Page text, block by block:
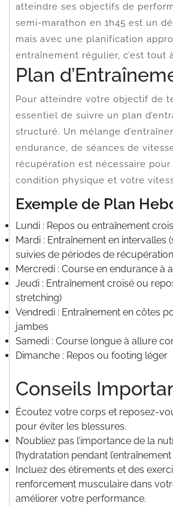
atteindre ses objectifs de
semi-marathon en 1h45 est un
mais avec une planification
entraînement régulier, c’est tout
Plan
Pour atteindre votre objectif de
essentiel de suivre un plan
structuré. Un mélange
endurance, de séances de
récupération est nécessaire
condition physique et votre
Exemple de Plan
Lundi : Repos ou entraînement
Mardi : Entraînement en intervalles
suivies de périodes de
Mercredi : Course en endurance à
Jeudi : Entraînement croisé ou
stretching)
Vendredi : Entraînement en côtes
jambes
Samedi : Course longue à allure
Dimanche : Repos ou footing léger
Conseils
Écoutez votre corps et reposez-
pour éviter les blessures.
N’oubliez pas l’importance de la
l’hydratation pendant
Incluez des étirements et des
renforcement musculaire dans
améliorer votre performance.